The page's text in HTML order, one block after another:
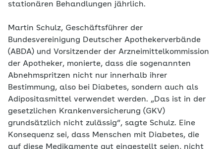
stationären Behandlungen jährlich.
Martin Schulz, Geschäftsführer der
Bundesvereinigung Deutscher Apothekerverbände
(ABDA) und Vorsitzender der Arzneimittelkommission
der Apotheker, monierte, dass die sogenannten
Abnehmspritzen nicht nur innerhalb ihrer
Bestimmung, also bei Diabetes, sondern auch als
Adipositasmittel verwendet werden. „Das ist in der
gesetzlichen Krankenversicherung (GKV)
grundsätzlich nicht zulässig“, sagte Schulz. Eine
Konsequenz sei, dass Menschen mit Diabetes, die
auf diese Medikamente gut eingestellt seien, nicht